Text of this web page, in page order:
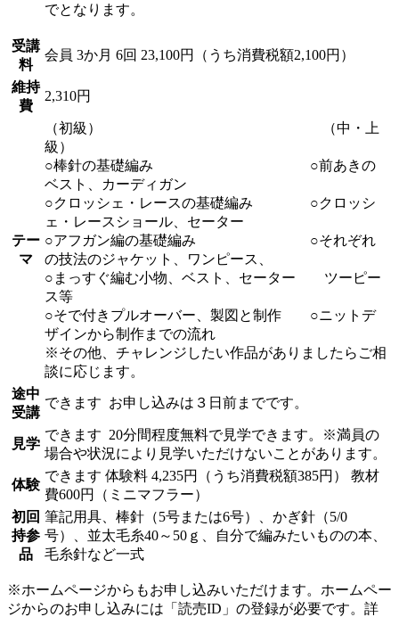
でとなります。
受講
料
会員 3か月 6回 23,100円（うち消費税額2,100円）
維持
費
2,310円
テー
マ
（初級） （中・上
級）
○棒針の基礎編み ○前あきの
ベスト、カーディガン
○クロッシェ・レースの基礎編み ○クロッシ
ェ・レースショール、セーター
○アフガン編の基礎編み ○それぞれ
の技法のジャケット、ワンピース、
○まっすぐ編む小物、ベスト、セーター ツーピー
ス等
○そで付きプルオーバー、製図と制作 ○ニットデ
ザインから制作までの流れ
※その他、チャレンジしたい作品がありましたらご相
談に応じます。
途中
受講
できます お申し込みは３日前までです。
見学
できます 20分間程度無料で見学できます。※満員の
場合や状況により見学いただけないことがあります。
体験
できます 体験料 4,235円（うち消費税額385円） 教材
費600円（ミニマフラー）
初回
持参
品
筆記用具、棒針（5号または6号）、かぎ針（5/0
号）、並太毛糸40～50ｇ、自分で編みたいものの本、
毛糸針など一式
※ホームページからもお申し込みいただけます。ホームペー
ジからのお申し込みには「読売ID」の登録が必要です。詳